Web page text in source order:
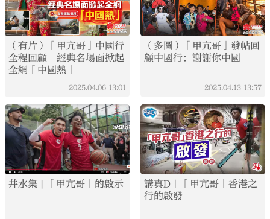
（有片）「甲亢哥」中國行
全程回顧 經典名場面掀起
全網「中國熱」
2025.04.06 13:01
（多圖）「甲亢哥」發帖回
顧中國行：謝謝你中國
2025.04.13 13:57
井水集 | 「甲亢哥」的啟示
講真D｜「甲亢哥」香港之
行的啟發